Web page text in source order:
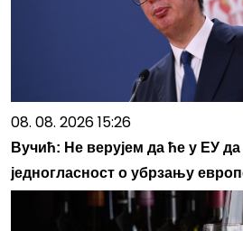
08. 08. 2026 15:26
Вучић: Не верујем да ће у ЕУ да
једногласност о убрзању